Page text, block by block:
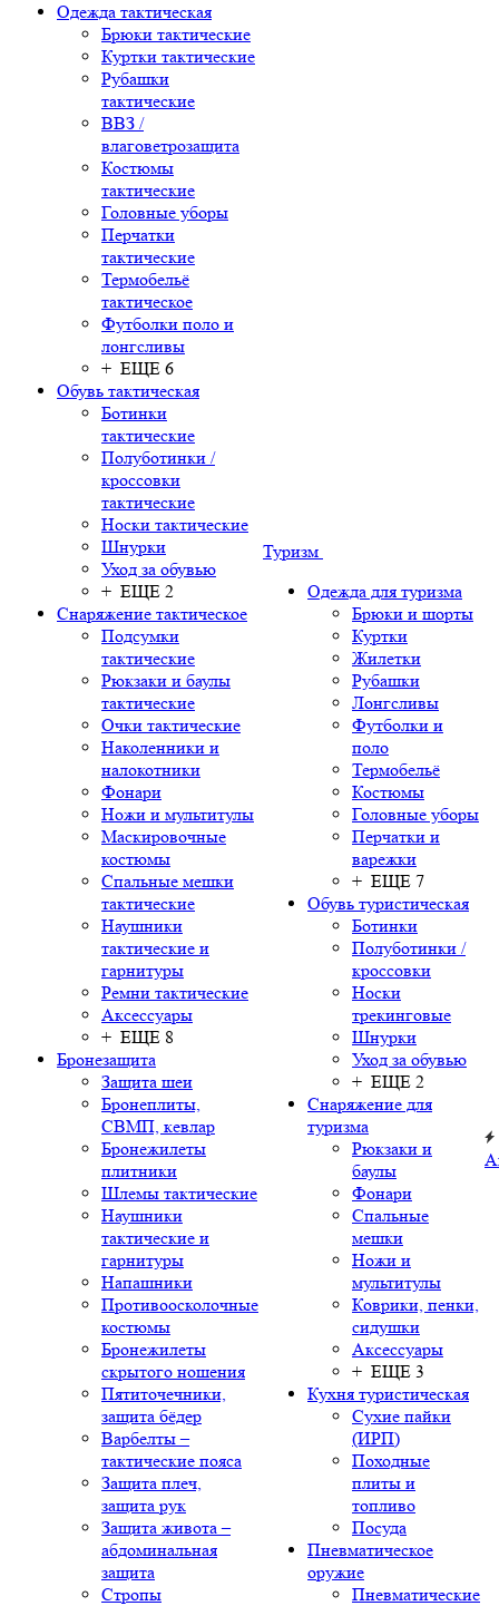
Одежда тактическая
Брюки тактические
Куртки тактические
Рубашки
тактические
ВВЗ /
влаговетрозащита
Костюмы
тактические
Головные уборы
Перчатки
тактические
Термобельё
тактическое
Футболки поло и
лонгсливы
+ ЕЩЕ 6
Обувь тактическая
Ботинки
тактические
Полуботинки /
кроссовки
тактические
Носки тактические
Шнурки
Уход за обувью
+ ЕЩЕ 2
Снаряжение тактическое
Подсумки
тактические
Рюкзаки и баулы
тактические
Очки тактические
Наколенники и
налокотники
Фонари
Ножи и мультитулы
Маскировочные
костюмы
Спальные мешки
тактические
Наушники
тактические и
гарнитуры
Ремни тактические
Аксессуары
+ ЕЩЕ 8
Бронезащита
Защита шеи
Бронеплиты,
СВМП, кевлар
Бронежилеты
плитники
Шлемы тактические
Наушники
тактические и
гарнитуры
Напашники
Противоосколочные
костюмы
Бронежилеты
скрытого ношения
Пятиточечники,
защита бёдер
Варбелты –
тактические пояса
Защита плеч,
защита рук
Защита живота –
абдоминальная
защита
Стропы
Туризм
Одежда для туризма
Брюки и шорты
Куртки
Жилетки
Рубашки
Лонгсливы
Футболки и
поло
Термобельё
Костюмы
Головные уборы
Перчатки и
варежки
+ ЕЩЕ 7
Обувь туристическая
Ботинки
Полуботинки /
кроссовки
Носки
трекинговые
Шнурки
Уход за обувью
+ ЕЩЕ 2
Снаряжение для
туризма
Рюкзаки и
баулы
Фонари
Спальные
мешки
Ножи и
мультитулы
Коврики, пенки,
сидушки
Аксессуары
+ ЕЩЕ 3
Кухня туристическая
Сухие пайки
(ИРП)
Походные
плиты и
топливо
Посуда
Пневматическое
оружие
Пневматические